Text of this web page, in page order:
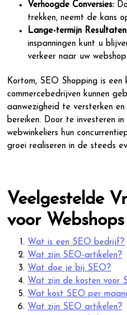
Verhoogde Conversies:
trekken, neemt de kans
Lange-termijn
inspanningen kunt u
verkeer naar uw webshop.
Kortom, SEO Shopping is
commercebedrijven kunnen
aanwezigheid te versterken
bereiken. Door te investeren
webwinkeliers hun
groei realiseren in de steeds
Veelgestelde
voor
Wat is een SEO bedrijf?
Wat zijn SEO-artikelen?
Wat doe je bij SEO?
Wat zijn de kosten voor
Wat kost SEO per
Wat zijn SEO artikelen?